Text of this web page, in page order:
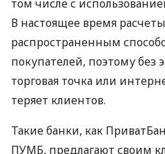
том числе с
В настоящее время
распространенным
покупателей, поэтому без
торговая точка или
теряет клиентов.
Такие банки, как
ПУМБ, предлагают своим